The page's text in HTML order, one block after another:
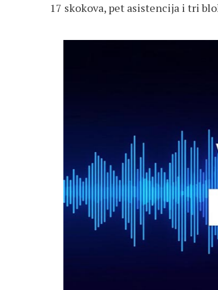
17 skokova, pet asistencija i tri